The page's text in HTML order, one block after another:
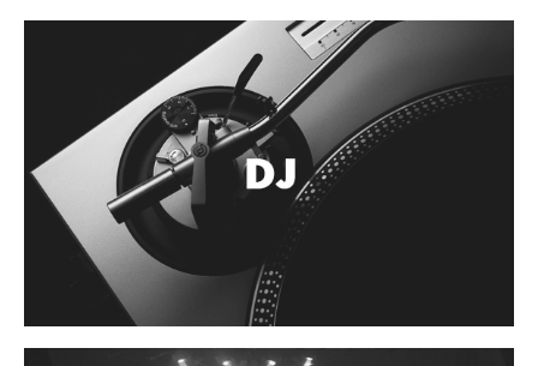
Luces y Escenario
Luces Led
Laser
Strobos
Maquinas de humo y escenario
Controladores